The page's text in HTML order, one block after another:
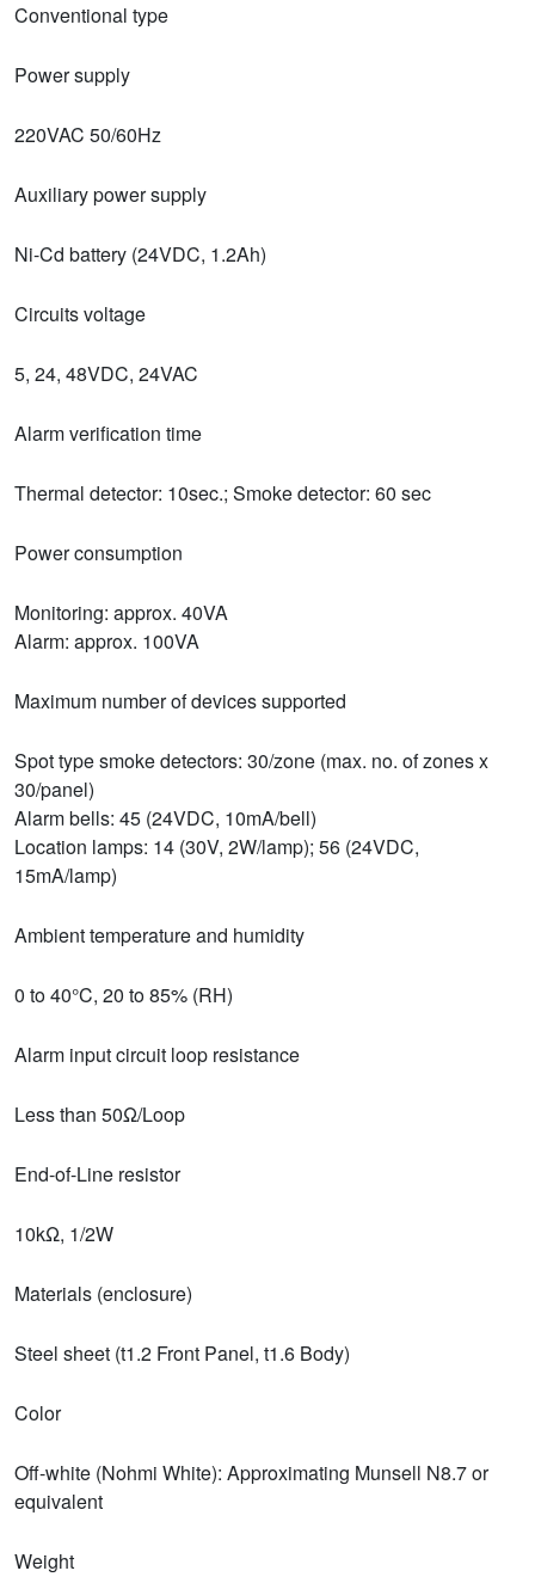
Conventional type
Power supply
220VAC 50/60Hz
Auxiliary power supply
Ni-Cd battery (24VDC, 1.2Ah)
Circuits voltage
5, 24, 48VDC, 24VAC
Alarm verification time
Thermal detector: 10sec.; Smoke detector: 60 sec
Power consumption
Monitoring: approx. 40VA
Alarm: approx. 100VA
Maximum number of devices supported
Spot type smoke detectors: 30/zone (max. no. of zones x
30/panel)
Alarm bells: 45 (24VDC, 10mA/bell)
Location lamps: 14 (30V, 2W/lamp); 56 (24VDC,
15mA/lamp)
Ambient temperature and humidity
0 to 40°C, 20 to 85% (RH)
Alarm input circuit loop resistance
Less than 50Ω/Loop
End-of-Line resistor
10kΩ, 1/2W
Materials (enclosure)
Steel sheet (t1.2 Front Panel, t1.6 Body)
Color
Off-white (Nohmi White): Approximating Munsell N8.7 or
equivalent
Weight